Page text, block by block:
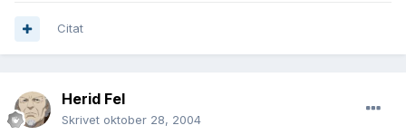
Citat
Herid Fel
Skrivet oktober 28, 2004